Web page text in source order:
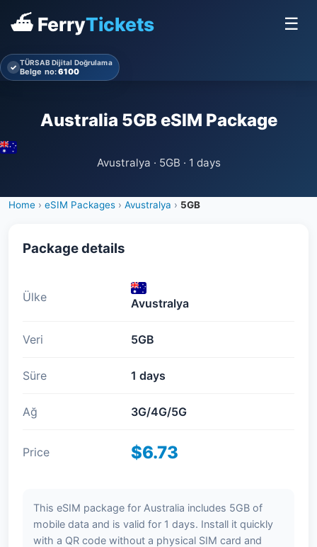
⛴ FerryTickets ☰
✓ TÜRSAB Dijital Doğrulama
Belge no:6100
Australia 5GB eSIM Package
Avustralya · 5GB · 1 days
Home › eSIM Packages › Avustralya › 5GB
Package details
Ülke Avustralya
Veri 5GB
Süre 1 days
Ağ 3G/4G/5G
Price $6.73
This eSIM package for Australia includes 5GB of
mobile data and is valid for 1 days. Install it quickly
with a QR code without a physical SIM card and